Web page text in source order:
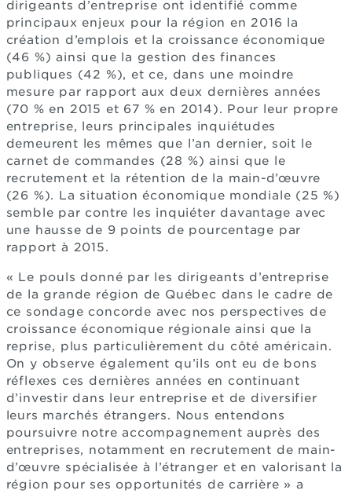
dirigeants d’entreprise ont identifié comme
principaux enjeux pour la région en 2016 la
création d’emplois et la croissance économique
(46 %) ainsi que la gestion des finances
publiques (42 %), et ce, dans une moindre
mesure par rapport aux deux dernières années
(70 % en 2015 et 67 % en 2014). Pour leur propre
entreprise, leurs principales inquiétudes
demeurent les mêmes que l’an dernier, soit le
carnet de commandes (28 %) ainsi que le
recrutement et la rétention de la main-d’œuvre
(26 %). La situation économique mondiale (25 %)
semble par contre les inquiéter davantage avec
une hausse de 9 points de pourcentage par
rapport à 2015.
« Le pouls donné par les dirigeants d’entreprise
de la grande région de Québec dans le cadre de
ce sondage concorde avec nos perspectives de
croissance économique régionale ainsi que la
reprise, plus particulièrement du côté américain.
On y observe également qu’ils ont eu de bons
réflexes ces dernières années en continuant
d’investir dans leur entreprise et de diversifier
leurs marchés étrangers. Nous entendons
poursuivre notre accompagnement auprès des
entreprises, notamment en recrutement de main-
d’œuvre spécialisée à l’étranger et en valorisant la
région pour ses opportunités de carrière » a